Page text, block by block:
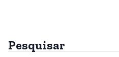
Pesquisar